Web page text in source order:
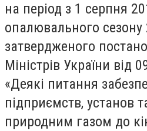
на період з 1 серпня
опалювального
затвердженого
Міністрів України від
«Деякі питання
підприємств, установ
природним газом до